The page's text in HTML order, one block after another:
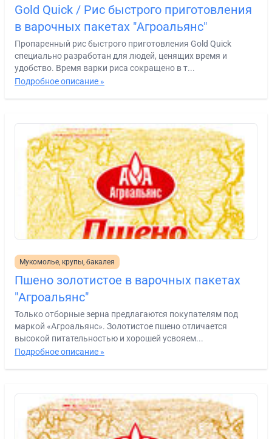
Gold Quick / Рис быстрого приготовления
в варочных пакетах "Агроальянс"
Пропаренный рис быстрого приготовления Gold Quick
специально разработан для людей, ценящих время и
удобство. Время варки риса сокращено в т...
Подробное описание »
Мукомолье, крупы, бакалея
Пшено золотистое в варочных пакетах
"Агроальянс"
Только отборные зерна предлагаются покупателям под
маркой «Агроальянс». Золотистое пшено отличается
высокой питательностью и хорошей усвояем...
Подробное описание »